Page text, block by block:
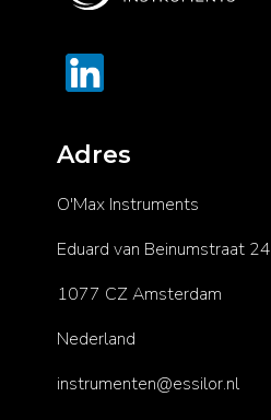
Adres
O'Max Instruments
Eduard van Beinumstraat 24
1077 CZ Amsterdam
Nederland
instrumenten@essilor.nl